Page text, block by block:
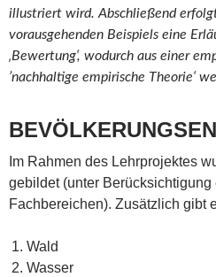
illustriert wird. Abschließend
vorausgehenden Beispiels eine
‚Bewertung‘, wodurch aus einer
’nachhaltige empirische Theorie‘
Im Rahmen des Lehrprojektes
gebildet (unter
Fachbereichen). Zusätzlich gibt
Wald
Wasser